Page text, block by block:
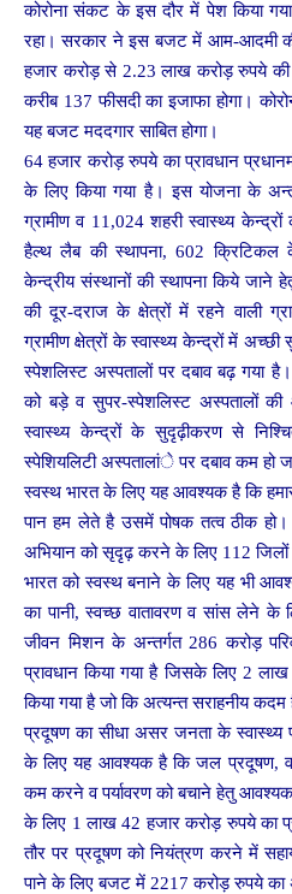
कोरोना संकट के इस दौर में पेश किया
रहा। सरकार ने इस बजट में आम-आदमी
हजार करोड़ से 2.23 लाख करोड़ रुपये की
करीब 137 फीसदी का इजाफा होगा।
यह बजट मददगार साबित होगा।
64 हजार करोड़ रुपये का प्रावधान
के लिए किया गया है। इस योजना के
ग्रामीण व 11,024 शहरी स्वास्थ्य
हैल्थ लैब की स्थापना, 602 क्रिटिकल
केन्द्रीय संस्थानों की स्थापना किये जाने
की दूर-दराज के क्षेत्रों में रहने वाली
ग्रामीण क्षेत्रों के स्वास्थ्य केन्द्रों में
स्पेशलिस्ट अस्पतालों पर दबाव बढ़ गया है।
को बड़े व सुपर-स्पेशलिस्ट अस्पतालों
स्वास्थ्य केन्द्रों के सुदृढ़ीकरण से
स्पेशियलिटी अस्पतालांे पर दबाव कम हो
स्वस्थ भारत के लिए यह आवश्यक है कि
पान हम लेते है उसमें पोषक तत्व ठीक
अभियान को सृदृढ़ करने के लिए 112 जिलों
भारत को स्वस्थ बनाने के लिए यह भी
का पानी, स्वच्छ वातावरण व सांस लेने के
जीवन मिशन के अन्तर्गत 286 करोड़
प्रावधान किया गया है जिसके लिए 2
किया गया है जो कि अत्यन्त सराहनीय कदम
प्रदूषण का सीधा असर जनता के
के लिए यह आवश्यक है कि जल प्रदूषण,
कम करने व पर्यावरण को बचाने हेतु
के लिए 1 लाख 42 हजार करोड़ रुपये का
तौर पर प्रदूषण को नियंत्रण करने में
पाने के लिए बजट में 2217 करोड़ रुपये का